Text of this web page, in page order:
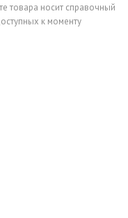
товара носит справочный
к моменту